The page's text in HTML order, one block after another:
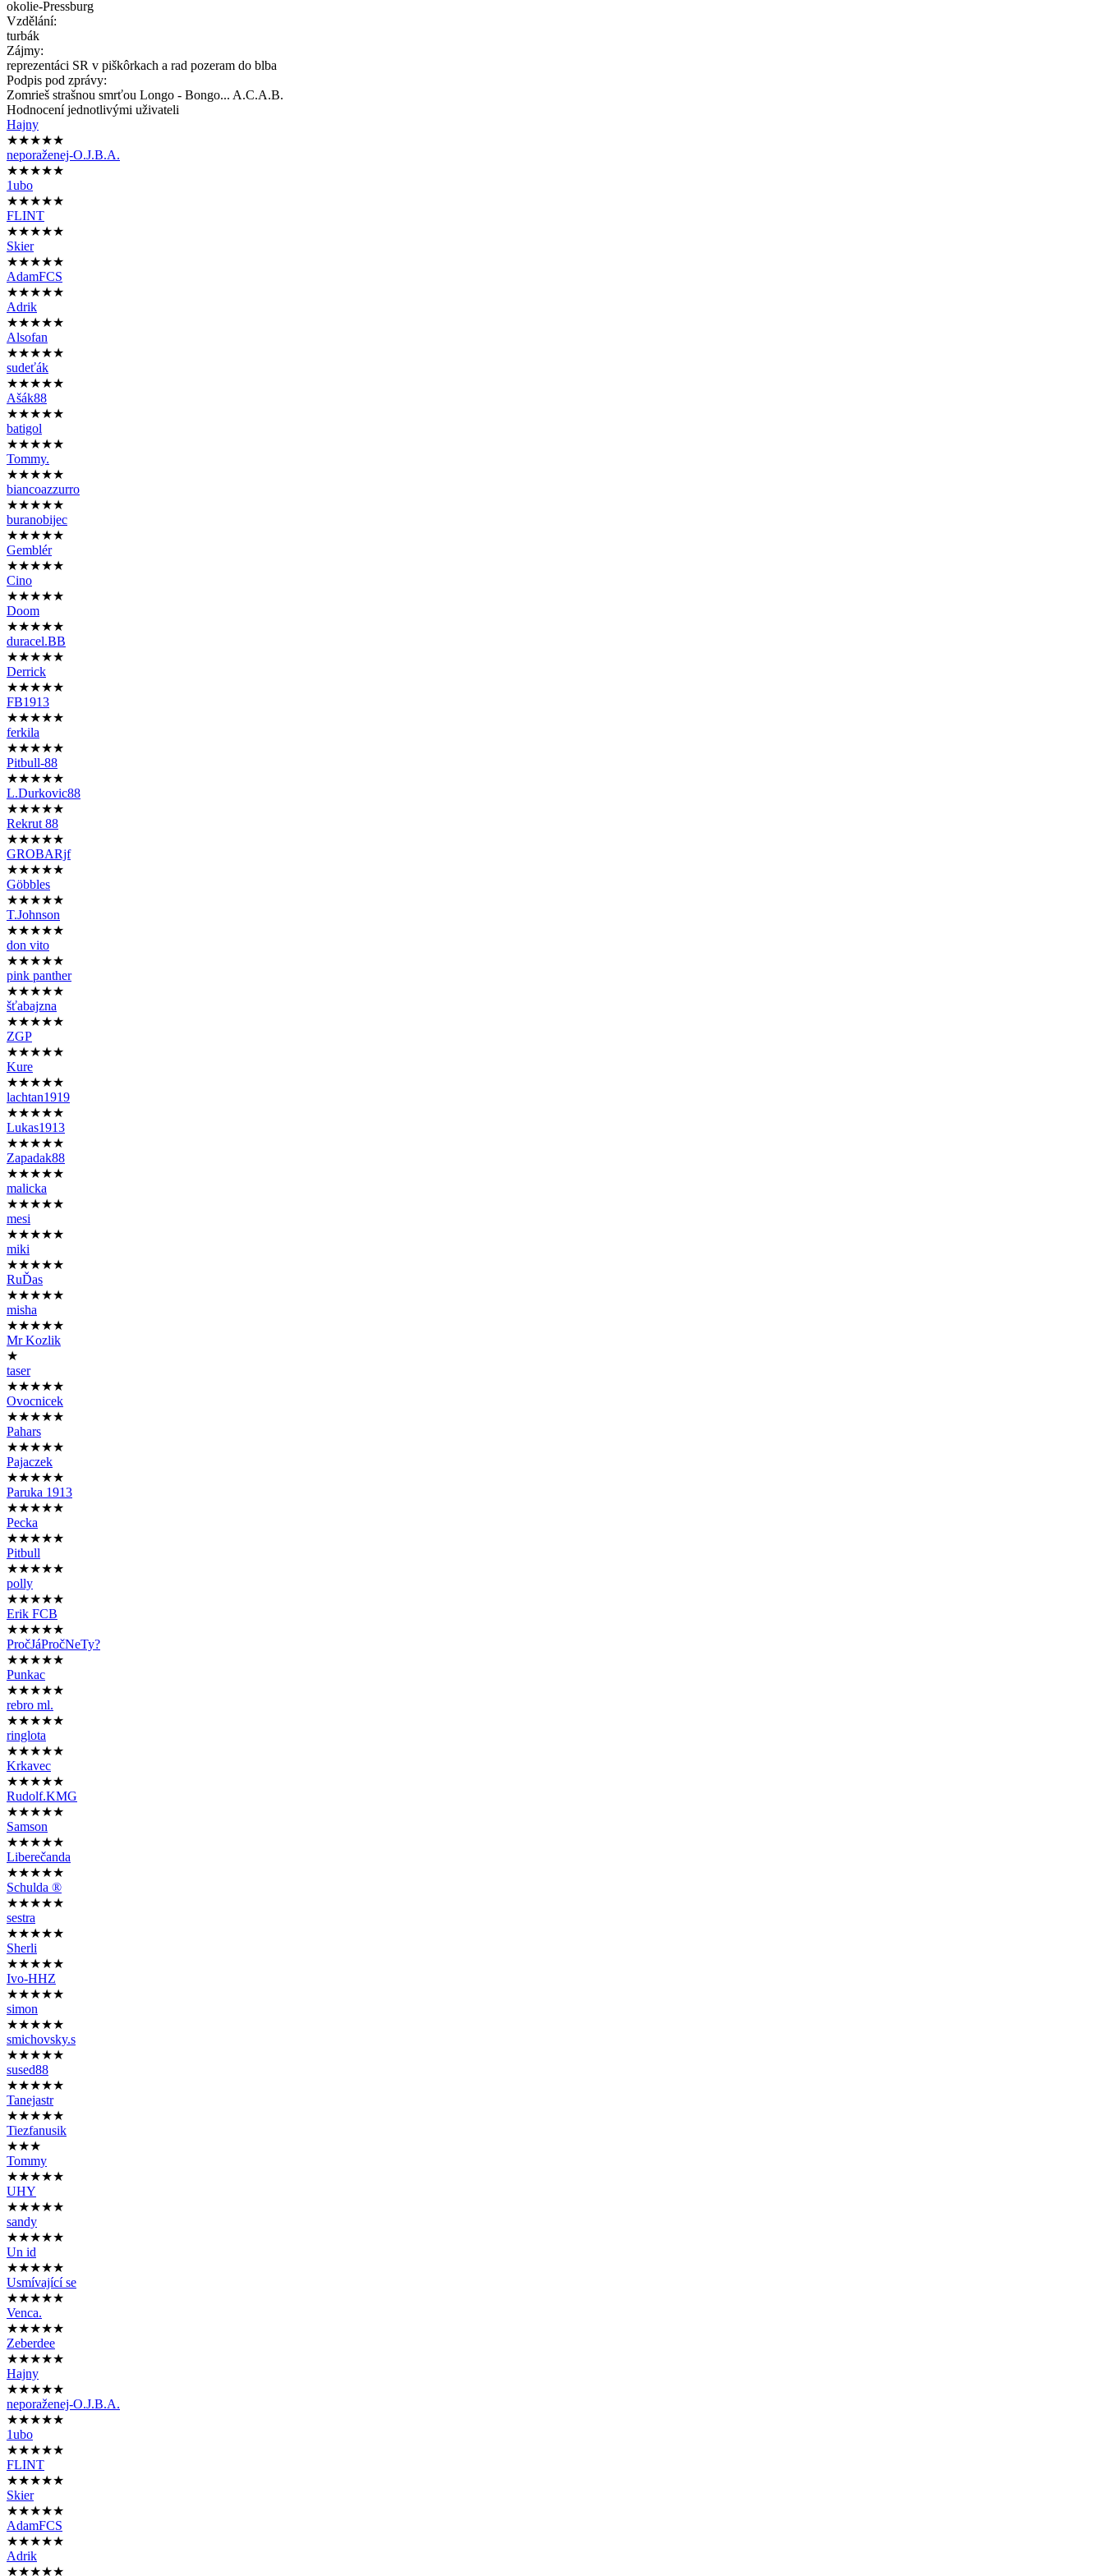
okolie-Pressburg
Vzdělání:
turbák
Zájmy:
reprezentáci SR v piškôrkach a rad pozeram do blba
Podpis pod zprávy:
Zomrieš strašnou smrťou Longo - Bongo... A.C.A.B.
Hodnocení jednotlivými uživateli
Hajny
★★★★★
neporaženej-O.J.B.A.
★★★★★
1ubo
★★★★★
FLINT
★★★★★
Skier
★★★★★
AdamFCS
★★★★★
Adrik
★★★★★
Alsofan
★★★★★
sudeťák
★★★★★
Ašák88
★★★★★
batigol
★★★★★
Tommy.
★★★★★
biancoazzurro
★★★★★
buranobijec
★★★★★
Gemblér
★★★★★
Cino
★★★★★
Doom
★★★★★
duracel.BB
★★★★★
Derrick
★★★★★
FB1913
★★★★★
ferkila
★★★★★
Pitbull-88
★★★★★
L.Durkovic88
★★★★★
Rekrut 88
★★★★★
GROBARjf
★★★★★
Göbbles
★★★★★
T.Johnson
★★★★★
don vito
★★★★★
pink panther
★★★★★
šťabajzna
★★★★★
ZGP
★★★★★
Kure
★★★★★
lachtan1919
★★★★★
Lukas1913
★★★★★
Zapadak88
★★★★★
malicka
★★★★★
mesi
★★★★★
miki
★★★★★
RuĎas
★★★★★
misha
★★★★★
Mr Kozlik
★
taser
★★★★★
Ovocnicek
★★★★★
Pahars
★★★★★
Pajaczek
★★★★★
Paruka 1913
★★★★★
Pecka
★★★★★
Pitbull
★★★★★
polly
★★★★★
Erik FCB
★★★★★
PročJáPročNeTy?
★★★★★
Punkac
★★★★★
rebro ml.
★★★★★
ringlota
★★★★★
Krkavec
★★★★★
Rudolf.KMG
★★★★★
Samson
★★★★★
Liberečanda
★★★★★
Schulda ®
★★★★★
sestra
★★★★★
Sherli
★★★★★
Ivo-HHZ
★★★★★
simon
★★★★★
smichovsky.s
★★★★★
sused88
★★★★★
Tanejastr
★★★★★
Tiezfanusik
★★★
Tommy
★★★★★
UHY
★★★★★
sandy
★★★★★
Un id
★★★★★
Usmívající se
★★★★★
Venca.
★★★★★
Zeberdee
★★★★★
Hajny
★★★★★
neporaženej-O.J.B.A.
★★★★★
1ubo
★★★★★
FLINT
★★★★★
Skier
★★★★★
AdamFCS
★★★★★
Adrik
★★★★★